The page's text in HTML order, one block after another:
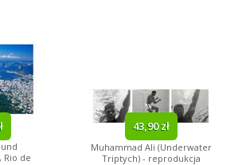
Rio de
43,90 zł
Muhammad Ali (Underwater
Triptych) - reprodukcja